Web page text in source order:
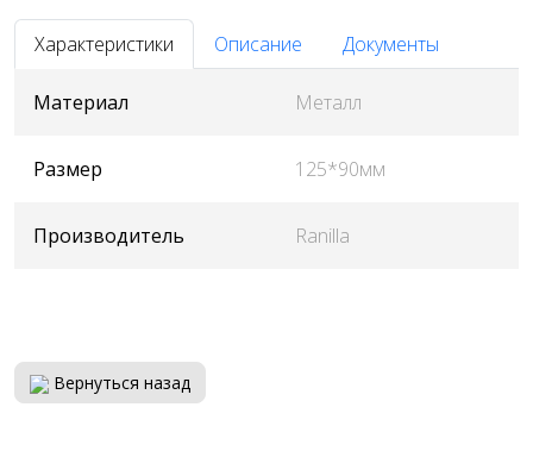
Характеристики Описание Документы
Материал Металл
Размер 125*90мм
Производитель Ranilla
Вернуться назад